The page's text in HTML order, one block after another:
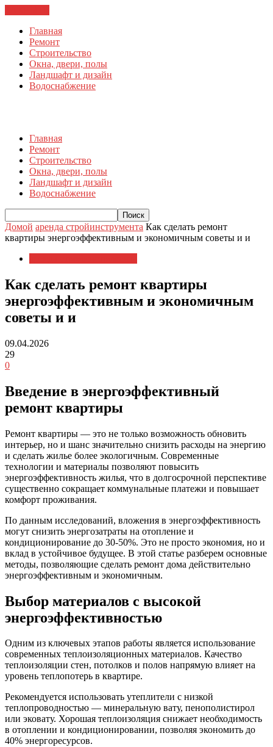
Главная
Ремонт
Строительство
Окна, двери, полы
Ландшафт и дизайн
Водоснабжение
Главная
Ремонт
Строительство
Окна, двери, полы
Ландшафт и дизайн
Водоснабжение
Домой аренда стройинструмента Как сделать ремонт
квартиры энергоэффективным и экономичным советы и и
Как сделать ремонт квартиры
энергоэффективным и экономичным
советы и и
09.04.2026
29
0
Введение в энергоэффективный
ремонт квартиры
Ремонт квартиры — это не только возможность обновить
интерьер, но и шанс значительно снизить расходы на энергию
и сделать жилье более экологичным. Современные
технологии и материалы позволяют повысить
энергоэффективность жилья, что в долгосрочной перспективе
существенно сокращает коммунальные платежи и повышает
комфорт проживания.
По данным исследований, вложения в энергоэффективность
могут снизить энергозатраты на отопление и
кондиционирование до 30-50%. Это не просто экономия, но и
вклад в устойчивое будущее. В этой статье разберем основные
методы, позволяющие сделать ремонт дома действительно
энергоэффективным и экономичным.
Выбор материалов с высокой
энергоэффективностью
Одним из ключевых этапов работы является использование
современных теплоизоляционных материалов. Качество
теплоизоляции стен, потолков и полов напрямую влияет на
уровень теплопотерь в квартире.
Рекомендуется использовать утеплители с низкой
теплопроводностью — минеральную вату, пенополистирол
или эковату. Хорошая теплоизоляция снижает необходимость
в отоплении и кондиционировании, позволяя экономить до
40% энергоресурсов.